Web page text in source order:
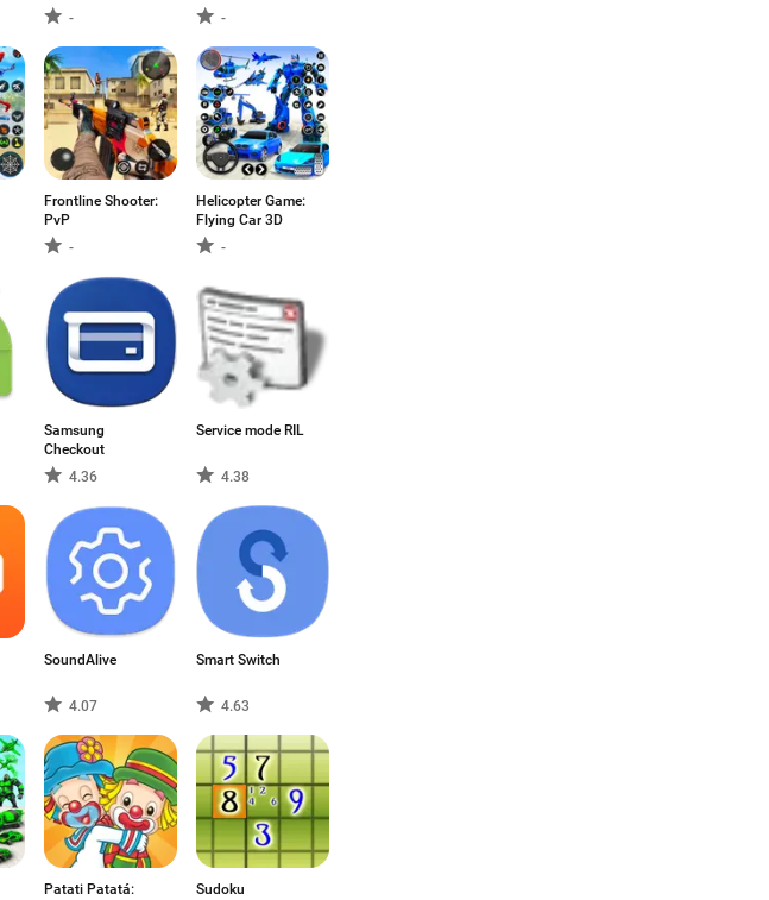
-
-
Frontline Shooter:
PvP
-
Helicopter Game:
Flying Car 3D
-
Samsung
Checkout
4.36
Service mode RIL
4.38
SoundAlive
4.07
Smart Switch
4.63
Patati Patatá:
Sudoku